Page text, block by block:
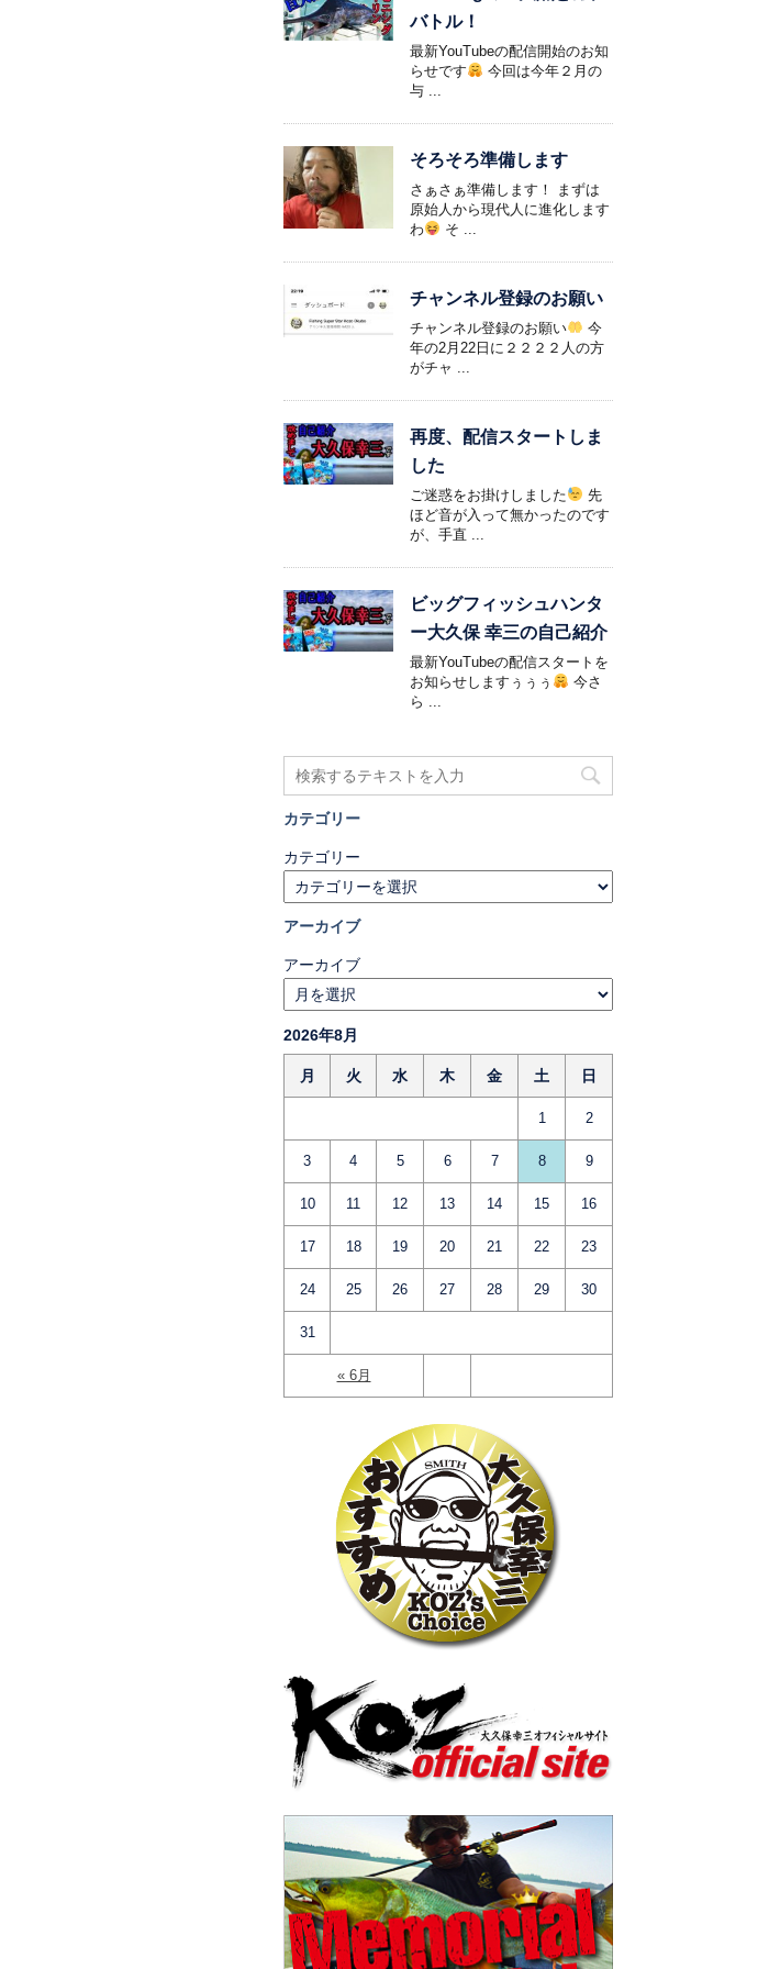
バトル！
最新YouTubeの配信開始のお知
らせです
今回は今年２月の
与 ...
そろそろ準備します
さぁさぁ準備します！ まずは
原始人から現代人に進化します
わ
そ ...
チャンネル登録のお願い
チャンネル登録のお願い
今
年の2月22日に２２２２人の方
がチャ ...
再度、配信スタートしま
した
ご迷惑をお掛けしました
先
ほど音が入って無かったのです
が、手直 ...
ビッグフィッシュハンタ
ー大久保 幸三の自己紹介
最新YouTubeの配信スタートを
お知らせしますぅぅぅ
今さ
ら ...
カテゴリー
カテゴリー
アーカイブ
アーカイブ
2026年8月
月 火 水 木 金 土 日
« 6月
1 2
3 4 5 6 7 8 9
10 11 12 13 14 15 16
17 18 19 20 21 22 23
24 25 26 27 28 29 30
31